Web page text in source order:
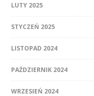
LUTY 2025
STYCZEŃ 2025
LISTOPAD 2024
PAŹDZIERNIK 2024
WRZESIEŃ 2024